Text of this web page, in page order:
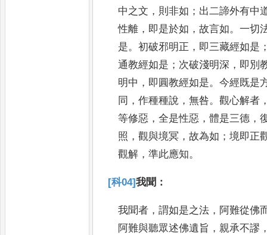
中之文 ， 則非如 ； 出二諦外有中
性離 ， 即是於如 ，故言如。一切
是。初破邪明正 ， 即三藏經如是
通教經如是 ； 次破淺明深 ， 即 別
明中 ， 即圓教經如是。今經既是
同 ，作種種說 ，無咎。觀心解者
等修惡 ，全是性惡 ，體是三德 ，
照 ，觀與境冥 ，故為如 ；境即正
觀解 ，準此應知。
[科04]我聞 ：
我聞者 ，謂如是之法 ， 阿難從佛
阿難與聽眾述佛遺旨 ，親承不謬